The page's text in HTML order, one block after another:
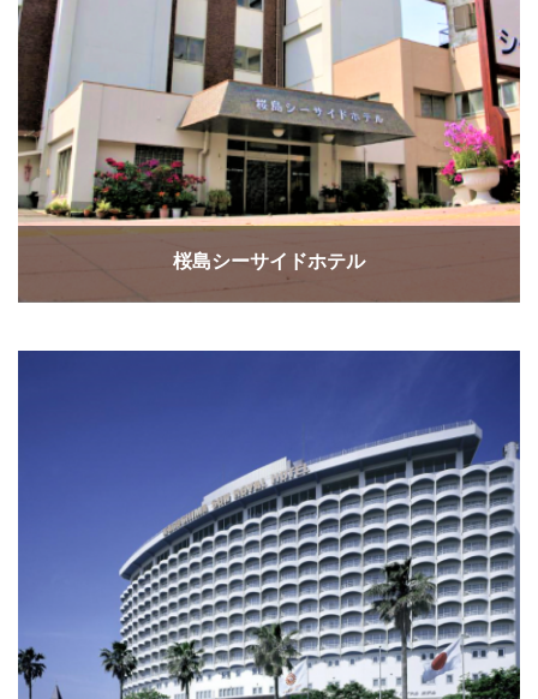
桜島シーサイドホテル